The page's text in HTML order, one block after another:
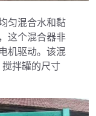
匀混合水和黏
这个混合器非
机驱动。该混
拌罐的尺寸